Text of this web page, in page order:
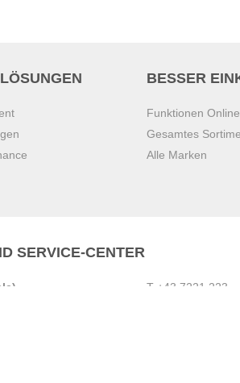
BESSER
Funktionen
Gesamtes
Alle Marken
SERVICE-CENTER
T +43 7221 223